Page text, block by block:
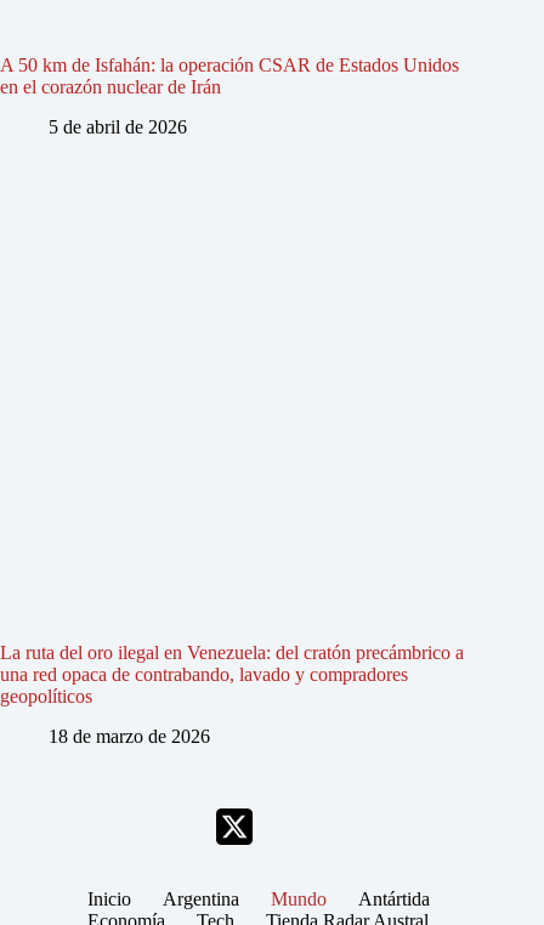
A 50 km de Isfahán: la operación CSAR de Estados Unidos
en el corazón nuclear de Irán
5 de abril de 2026
La ruta del oro ilegal en Venezuela: del cratón precámbrico a
una red opaca de contrabando, lavado y compradores
geopolíticos
18 de marzo de 2026
Inicio Argentina Mundo
Antártida
Economía
Tech Tienda Radar Austral